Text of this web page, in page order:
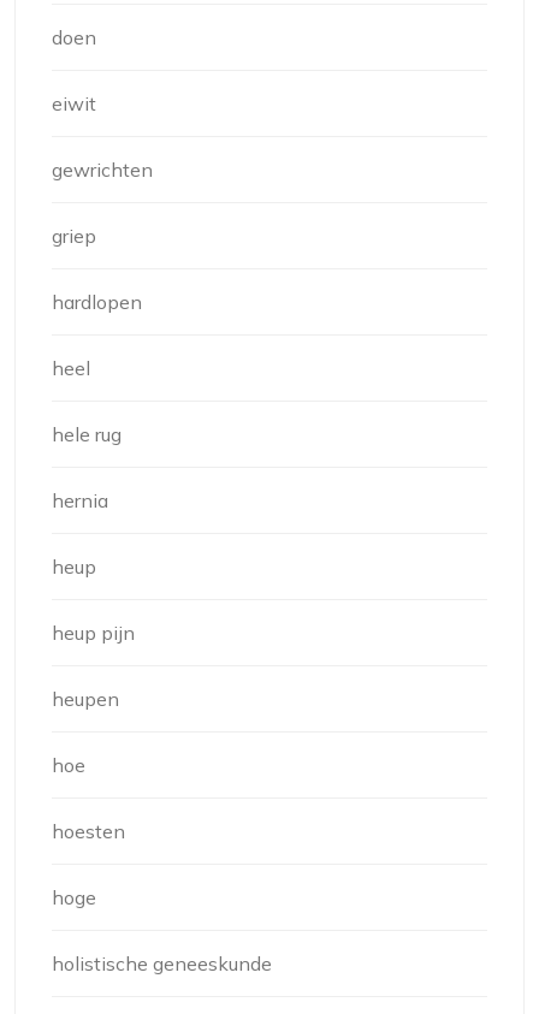
doen
eiwit
gewrichten
griep
hardlopen
heel
hele rug
hernia
heup
heup pijn
heupen
hoe
hoesten
hoge
holistische geneeskunde